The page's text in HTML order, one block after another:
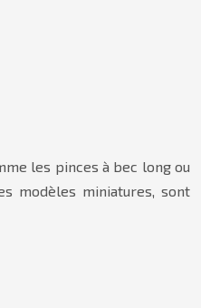
les pinces à bec long ou
modèles miniatures, sont